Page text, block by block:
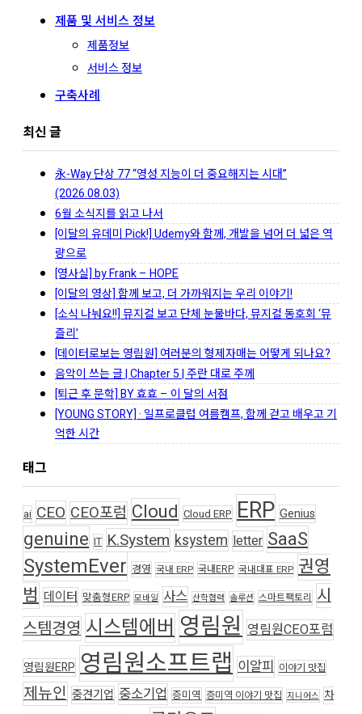
제품 및 서비스 정보
제품정보
서비스 정보
구축사례
최신 글
永-Way 단상 77 “영성 지능이 더 중요해지는 시대”
(2026.08.03)
6월 소식지를 읽고 나서
[이달의 유데미 Pick!] Udemy와 함께, 개발을 넘어 더 넓은 역
량으로
[영사실] by Frank – HOPE
[이달의 영상] 함께 보고, 더 가까워지는 우리 이야기!
[소식 나눠요!!] 뮤지컬 보고 단체 눈물바다, 뮤지컬 동호회 ‘뮤
즐리’
[데이터로보는 영림원] 여러분의 형제자매는 어떻게 되나요?
음악이 쓰는 글 | Chapter 5 | 주란 대로 주께
[퇴근 후 문학] BY 효효 – 이 달의 서점
[YOUNG STORY] · 일프로클럽 여름캠프, 함께 걷고 배우고 기
억한 시간
태그
ai CEO CEO포럼 Cloud Cloud ERP ERP Genius
genuine IT K.System ksystem letter SaaS
SystemEver 경영 국내 ERP 국내ERP 국내대표 ERP 권영
범 데이터 맞춤형ERP 모바일 사스 산학협력 솔루션 스마트팩토리 시
스템경영 시스템에버영림원 영림원CEO포럼
영림원ERP 영림원소프트랩 이알피 이야기 맛집
제뉴인 중견기업 중소기업 증미역 증미역 이야기 맛집 지니어스 차